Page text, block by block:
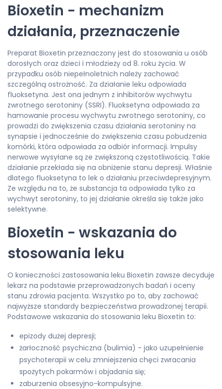
Bioxetin - mechanizm
działania, przeznaczenie
Preparat Bioxetin przeznaczony jest do stosowania u osób
dorosłych oraz dzieci i młodzieży od 8. roku życia. W
przypadku osób niepełnoletnich należy zachować
szczególną ostrożność. Za działanie leku odpowiada
fluoksetyna. Jest ona jednym z inhibitorów wychwytu
zwrotnego serotoniny (SSRI). Fluoksetyna odpowiada za
hamowanie procesu wychwytu zwrotnego serotoniny, co
prowadzi do zwiększenia czasu działania serotoniny na
synapsie i jednocześnie do zwiększenia czasu pobudzenia
komórki, która odpowiada za odbiór informacji. Impulsy
nerwowe wysyłane są ze zwiększoną częstotliwością. Takie
działanie przekłada się na obniżenie stanu depresji. Właśnie
dlatego fluoksetyna to lek o działaniu przeciwdepresyjnym.
Ze względu na to, że substancja ta odpowiada tylko za
wychwyt serotoniny, to jej działanie określa się także jako
selektywne.
Bioxetin - wskazania do
stosowania leku
O konieczności zastosowania leku Bioxetin zawsze decyduje
lekarz na podstawie przeprowadzonych badań i oceny
stanu zdrowia pacjenta. Wszystko po to, aby zachować
najwyższe standardy bezpieczeństwa prowadzonej terapii.
Podstawowe wskazania do stosowania leku Bioxetin to:
epizody dużej depresji;
żarłoczność psychiczna (bulimia) - jako uzupełnienie
psychoterapii w celu zmniejszenia chęci zwracania
spożytych pokarmów i objadania się;
zaburzenia obsesyjno-kompulsyjne.